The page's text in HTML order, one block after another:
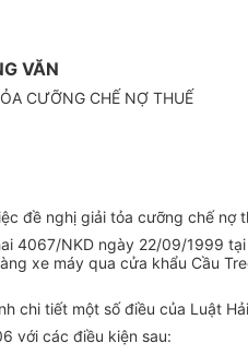
VĂN
CƯỠNG CHẾ NỢ THUẾ
đề nghị giải tỏa cưỡng chế nợ
NKD ngày 22/09/1999
xe máy qua cửa khẩu Cầu
chi tiết một số điều của Luật
với các điều kiện sau: